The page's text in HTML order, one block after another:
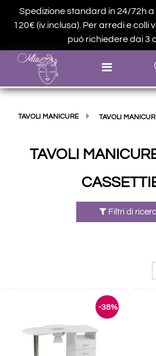
Spedizione standard in 24/72h a
120€ (iv.inclusa). Per arredi e colli
può richiedere dai 3
Open
TAVOLI MANICURE TAVOLI
TAVOLI
Filtri di
-38%